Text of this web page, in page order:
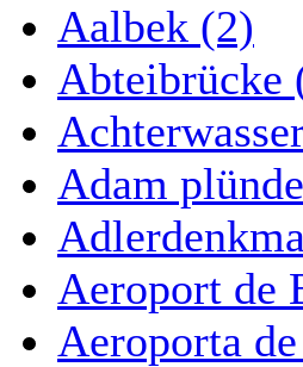
Aalbek (2)
Abteibrücke
Adam
Aeroport de
Aeroporta